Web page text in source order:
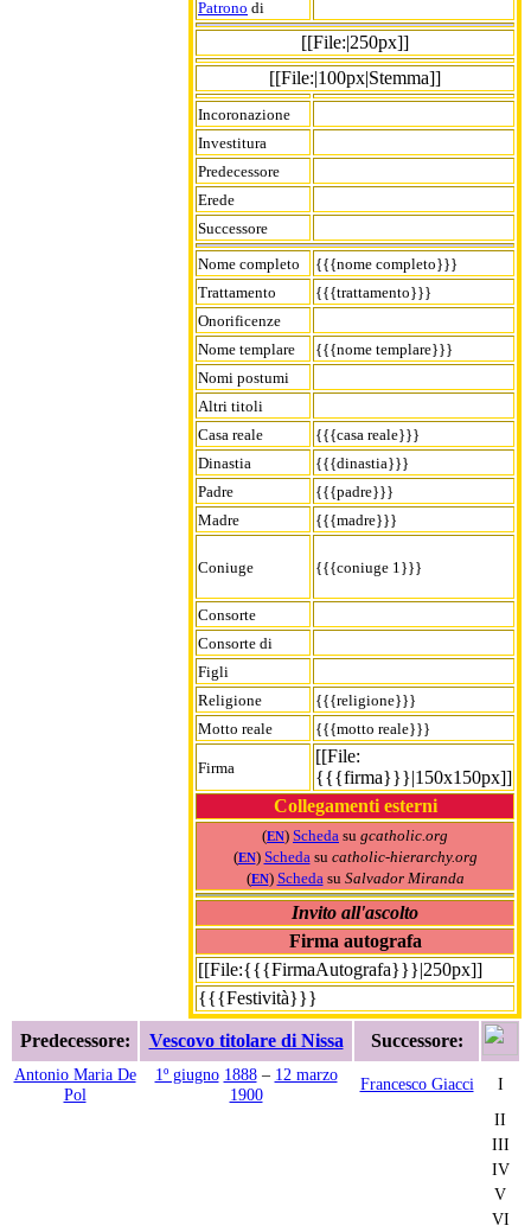
Patrono di
[[File:|250px]]
[[File:|100px|Stemma]]
Incoronazione
Investitura
Predecessore
Erede
Successore
Nome completo
{{{nome completo}}}
Trattamento
{{{trattamento}}}
Onorificenze
Nome templare
{{{nome templare}}}
Nomi postumi
Altri titoli
Casa reale
{{{casa reale}}}
Dinastia
{{{dinastia}}}
Padre
{{{padre}}}
Madre
{{{madre}}}
Coniuge {{{coniuge 1}}}
Consorte
Consorte di
Figli
Religione
{{{religione}}}
Motto reale
{{{motto reale}}}
Firma
[[File:
{{{firma}}}|150x150px]]
Collegamenti esterni
(EN) Scheda su gcatholic.org
(EN) Scheda su catholic-hierarchy.org
(EN) Scheda su Salvador Miranda
Invito all'ascolto
Firma autografa
[[File:{{{FirmaAutografa}}}|250px]]
{{{Festività}}}
Predecessore: Vescovo titolare di Nissa Successore:
Antonio Maria De
Pol
1º giugno 1888– 12 marzo
1900
Francesco Giacci
I
II
III
IV
V
VI